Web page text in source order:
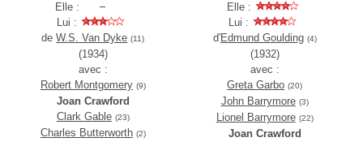
Elle :
Lui :
deW.S. Van Dyke (11)
(1934)
avec :
Robert Montgomery (9)
Joan Crawford
Clark Gable (23)
Charles Butterworth (2)
Elle :
Lui :
d'Edmund Goulding (4)
(1932)
avec :
Greta Garbo (20)
John Barrymore (3)
Lionel Barrymore (22)
Joan Crawford